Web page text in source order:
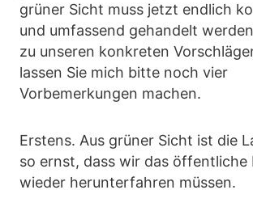
grüner Sicht muss jetzt endlich
und umfassend gehandelt
zu unseren konkreten
lassen Sie mich bitte noch vier
Vorbemerkungen machen.
Erstens. Aus grüner Sicht ist die
so ernst, dass wir das öffentliche
wieder herunterfahren müssen.